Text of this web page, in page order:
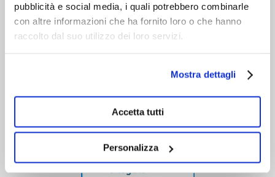
pubblicità e social media, i quali potrebbero combinarle
con altre informazioni che ha fornito loro o che hanno
raccolto dal suo utilizzo dei loro servizi.
Mostra dettagli
Accetta tutti
Personalizza